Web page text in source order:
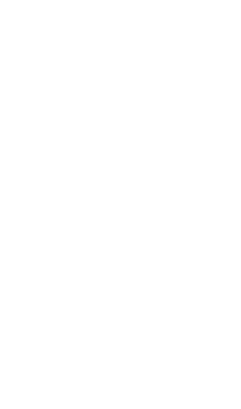
producers/small_